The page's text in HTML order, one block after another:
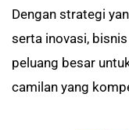
Dengan strategi
serta inovasi,
peluang besar
camilan yang